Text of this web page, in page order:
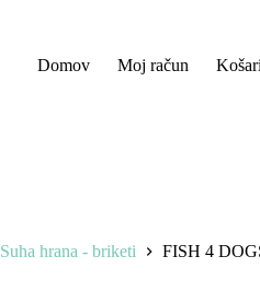
Domov
Moj račun
Suha hrana - briketi FISH 4